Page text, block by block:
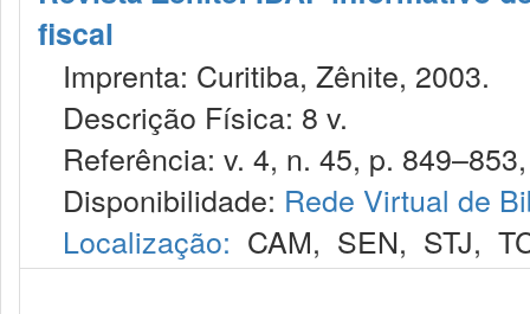
fiscal
Imprenta: Curitiba, Zênite, 2003.
Descrição Física: 8 v.
Referência: v. 4, n. 45, p.
Disponibilidade: Rede Virtual de
Localização: CAM, SEN, STJ,